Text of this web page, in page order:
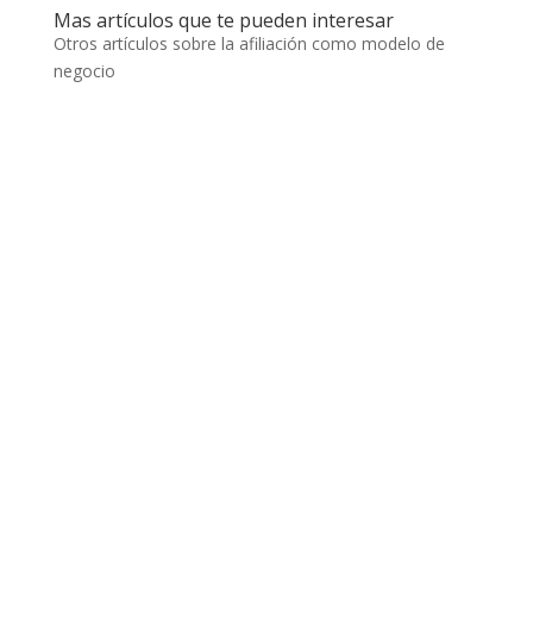
Mas artículos que te pueden interesar
Otros artículos sobre la afiliación como modelo de
negocio